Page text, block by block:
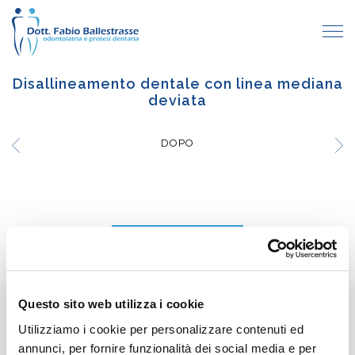
Questo sito web utilizza i cookie
Utilizziamo i cookie per personalizzare contenuti ed
annunci, per fornire funzionalità dei social media e per
Disallineamento dentale con linea mediana
deviata
DOPO
Recensioni Google
5 Scrivi una recensione